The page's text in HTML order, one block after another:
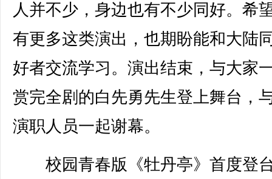
人并不少，身边也有不少同好。希
有更多这类演出，也期盼能和大陆
好者交流学习。演出结束，与大家
赏完全剧的白先勇先生登上舞台，
演职人员一起谢幕。
校园青春版《牡丹亭》首度登